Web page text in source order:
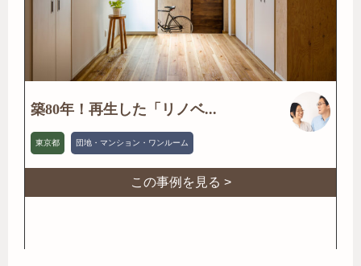
築80年！再生した「リノベ...
東京都 団地・マンション・ワンルーム
この事例を見る >